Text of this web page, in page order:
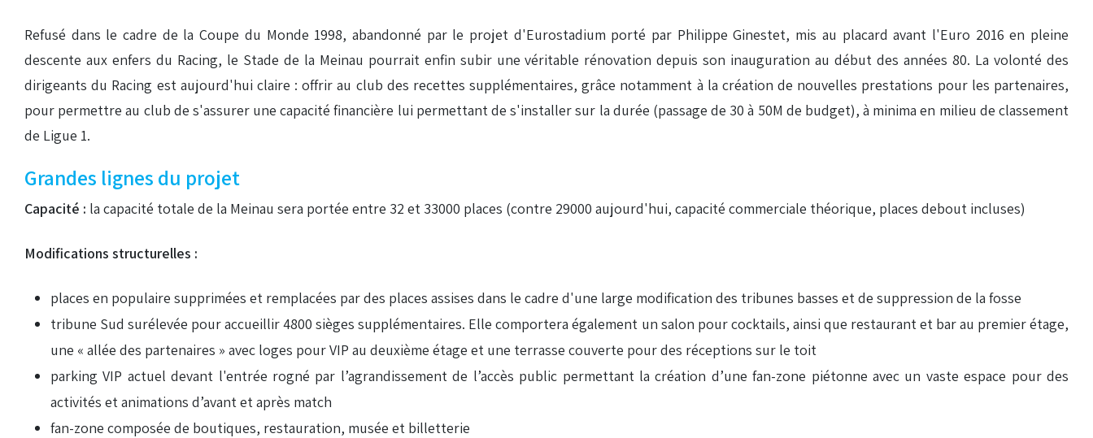
Refusé dans le cadre de la Coupe du Monde 1998, abandonné par le projet d'Eurostadium porté par Philippe Ginestet, mis au placard avant l'Euro 2016 en pleine
descente aux enfers du Racing, le Stade de la Meinau pourrait enfin subir une véritable rénovation depuis son inauguration au début des années 80. La volonté des
dirigeants du Racing est aujourd'hui claire : offrir au club des recettes supplémentaires, grâce notamment à la création de nouvelles prestations pour les partenaires,
pour permettre au club de s'assurer une capacité financière lui permettant de s'installer sur la durée (passage de 30 à 50M de budget), à minima en milieu de classement
de Ligue 1.
Grandes lignes du projet
Capacité : la capacité totale de la Meinau sera portée entre 32 et 33000 places (contre 29000 aujourd'hui, capacité commerciale théorique, places debout incluses)
Modifications structurelles :
places en populaire supprimées et remplacées par des places assises dans le cadre d'une large modification des tribunes basses et de suppression de la fosse
tribune Sud surélevée pour accueillir 4800 sièges supplémentaires. Elle comportera également un salon pour cocktails, ainsi que restaurant et bar au premier étage,
une « allée des partenaires » avec loges pour VIP au deuxième étage et une terrasse couverte pour des réceptions sur le toit
parking VIP actuel devant l'entrée rogné par l’agrandissement de l’accès public permettant la création d’une fan-zone piétonne avec un vaste espace pour des
activités et animations d’avant et après match
fan-zone composée de boutiques, restauration, musée et billetterie